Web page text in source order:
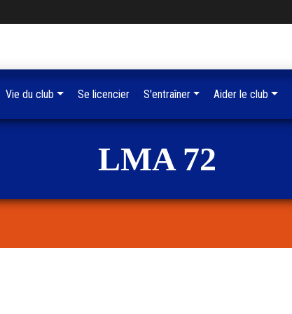
LMA 72
Vie du club Se licencier S'entraîner Aider le club